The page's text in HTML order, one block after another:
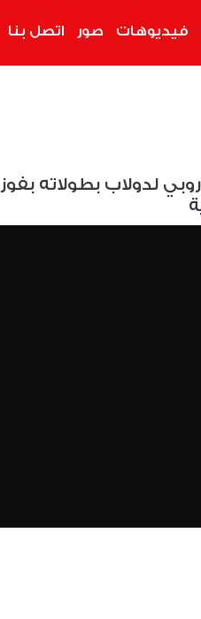
فيديوهات صور اتصل بنا
لدولاب بطولاته بفوز